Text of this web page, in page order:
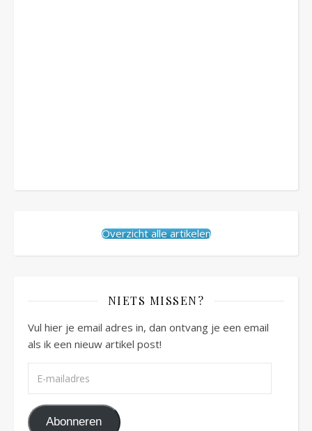
Overzicht alle artikelen
NIETS MISSEN?
Vul hier je email adres in, dan ontvang je een email
als ik een nieuw artikel post!
Abonneren